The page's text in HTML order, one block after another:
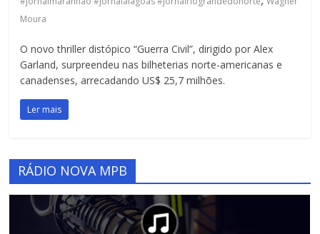
Moura
O novo thriller distópico “Guerra Civil”, dirigido por Alex
Garland, surpreendeu nas bilheterias norte-americanas e
canadenses, arrecadando US$ 25,7 milhões.
Ler mais
RÁDIO NOVA MPB